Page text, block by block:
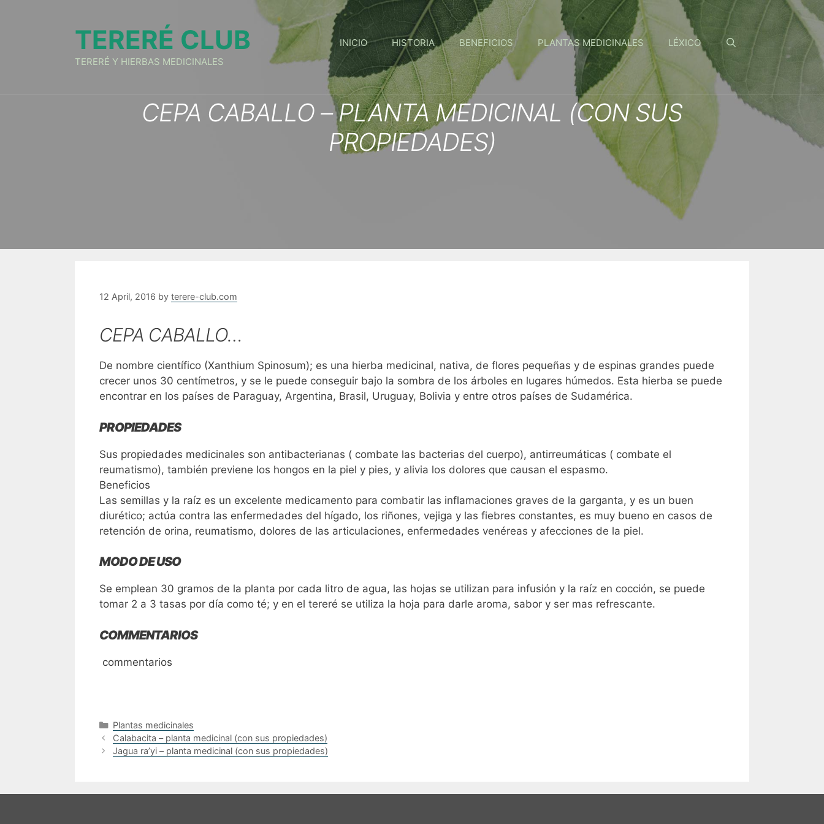
TERERÉ CLUB
TERERÉ Y HIERBAS MEDICINALES
INICIO HISTORIA BENEFICIOS PLANTAS MEDICINALES LÉXICO
CEPA CABALLO – PLANTA MEDICINAL (CON SUS
PROPIEDADES)
12 April, 2016 by terere-club.com
CEPA CABALLO…
De nombre científico (Xanthium Spinosum); es una hierba medicinal, nativa, de flores pequeñas y de espinas grandes puede
crecer unos 30 centímetros, y se le puede conseguir bajo la sombra de los árboles en lugares húmedos. Esta hierba se puede
encontrar en los países de Paraguay, Argentina, Brasil, Uruguay, Bolivia y entre otros países de Sudamérica.
PROPIEDADES
Sus propiedades medicinales son antibacterianas ( combate las bacterias del cuerpo), antirreumáticas ( combate el
reumatismo), también previene los hongos en la piel y pies, y alivia los dolores que causan el espasmo.
Beneficios
Las semillas y la raíz es un excelente medicamento para combatir las inflamaciones graves de la garganta, y es un buen
diurético; actúa contra las enfermedades del hígado, los riñones, vejiga y las fiebres constantes, es muy bueno en casos de
retención de orina, reumatismo, dolores de las articulaciones, enfermedades venéreas y afecciones de la piel.
MODO DE USO
Se emplean 30 gramos de la planta por cada litro de agua, las hojas se utilizan para infusión y la raíz en cocción, se puede
tomar 2 a 3 tasas por día como té; y en el tereré se utiliza la hoja para darle aroma, sabor y ser mas refrescante.
COMMENTARIOS
commentarios
Categories
Plantas medicinales
Calabacita – planta medicinal (con sus propiedades)
Jagua ra’yi – planta medicinal (con sus propiedades)